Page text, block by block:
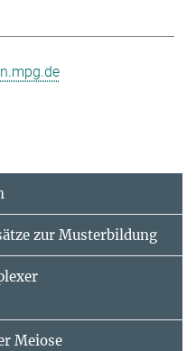
zur Musterbildung
Meiose